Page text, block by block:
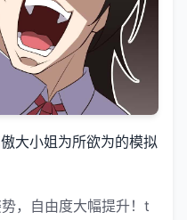
大小姐为所欲为的模拟
，自由度大幅提升！t